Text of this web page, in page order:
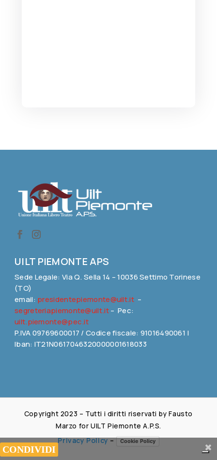
UILT PIEMONTE APS
Sede Legale: Via Q. Sella 14 – 10036 Settimo Torinese
(TO)
email: presidentepiemonte@uilt.it–
segreteriapiemonte@uilt.it– Pec:
uilt.piemonte@pec.it
P.IVA 09769600017 / Codice fiscale: 91016490061 |
Iban: IT21N0617046320000001618033
Copyright 2023 – Tutti i diritti riservati by Fausto
Marzo for UILT Piemonte A.P.S.
Privacy Policy– Cookie Policy
Share This